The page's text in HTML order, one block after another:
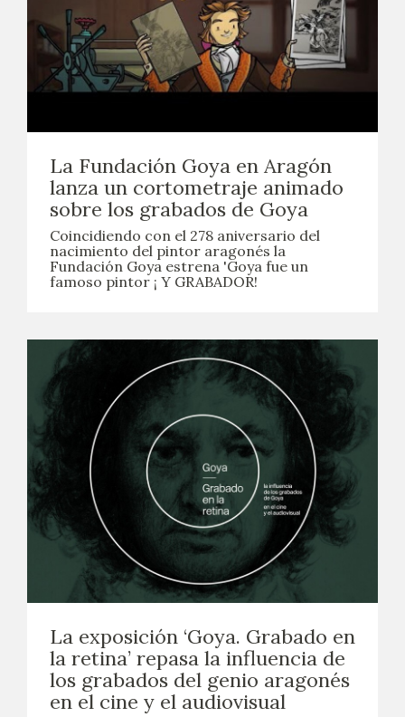
La Fundación Goya en Aragón
lanza un cortometraje animado
sobre los grabados de Goya
Coincidiendo con el 278 aniversario del
nacimiento del pintor aragonés la
Fundación Goya estrena 'Goya fue un
famoso pintor ¡ Y GRABADOR!
La exposición ‘Goya. Grabado en
la retina’ repasa la influencia de
los grabados del genio aragonés
en el cine y el audiovisual